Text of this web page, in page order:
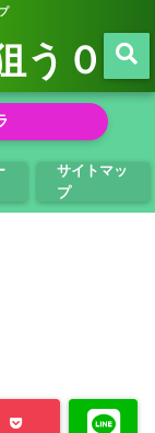
う０
サイトマッ
プ